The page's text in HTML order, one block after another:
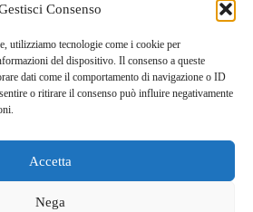
Consenso
utilizziamo tecnologie come i cookie per
del dispositivo. Il consenso a queste
dati come il comportamento di navigazione o ID
o ritirare il consenso può influire negativamente
Accetta
Nega
Vivi la Montagna